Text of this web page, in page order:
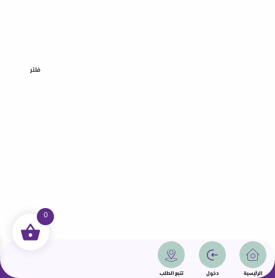
الرئيسية دخول تتبع الطلب
فلتر
جميع الحقوق محفوظة | سمامة 2025 | دولة قطر
0